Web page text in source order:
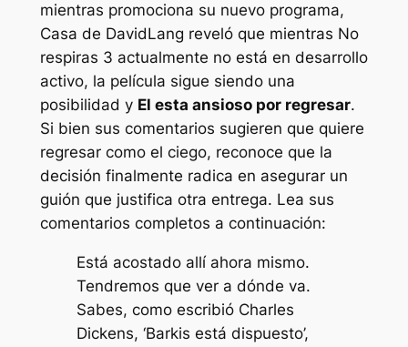
mientras promociona su nuevo programa,
Casa de DavidLang reveló que mientras No
respiras 3 actualmente no está en desarrollo
activo, la película sigue siendo una
posibilidad y El esta ansioso por regresar.
Si bien sus comentarios sugieren que quiere
regresar como el ciego, reconoce que la
decisión finalmente radica en asegurar un
guión que justifica otra entrega. Lea sus
comentarios completos a continuación:
Está acostado allí ahora mismo.
Tendremos que ver a dónde va.
Sabes, como escribió Charles
Dickens, ‘Barkis está dispuesto’,